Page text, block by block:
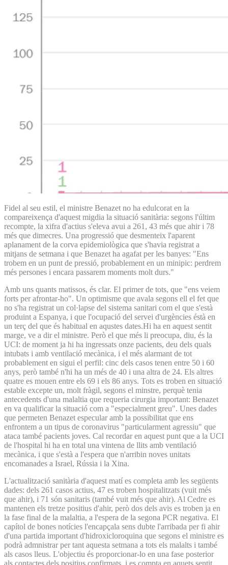
Fidel al seu estil, el ministre Benazet no ha edulcorat en la
compareixença d'aquest migdia la situació sanitària: segons l'últim
recompte, la xifra d'actius s'eleva avui a 261, 43 més que ahir i 78
més que dimecres. Una progressió que desmenteix l'aparent
aplanament de la corva epidemiològica que s'havia registrat a
mitjans de setmana i que Benazet ha agafat per les banyes: "Ens
trobem en un punt de pressió, probablement en un minipic: perdrem
més persones i encara passarem moments molt durs."
Amb uns quants matissos, és clar. El primer de tots, que "ens veiem
forts per afrontar-ho". Un optimisme que avala segons ell el fet que
no s'ha registrat un col·lapse del sistema sanitari com el que s'està
produint a Espanya, i que l'ocupació del servei d'urgències éstà en
un terç del que és habitual en aqustes dates.Hi ha en aquest sentit
marge, ve a dir el ministre. Però el que més li preocupa, diu, és la
UCI: de moment ja hi ha ingressats onze pacients, deu dels quals
intubats i amb ventilació mecànica, i el més alarmant de tot
probablement en sigui el perfil: cinc dels casos tenen entre 50 i 60
anys, però també n'hi ha un més de 40 i una altra de 24. Els altres
quatre es mouen entre els 69 i els 86 anys. Tots es troben en situació
estable excepte un, molt fràgil, segons el minstre, perquè tenia
antecedents d'una malaltia que requeria cirurgia important: Benazet
en va qualificar la situació com a "especialment greu". Unes dades
que permeten Benazet especular amb la possibilitat que ens
enfrontem a un tipus de coronavirus "particularment agressiu" que
ataca també pacients joves. Cal recordar en aquest punt que a la UCI
de l'hospital hi ha en total una vintena de llits amb ventilació
mecànica, i que s'està a l'espera que n'arribin noves unitats
encomanades a Israel, Rússia i la Xina.
L'actualització sanitària d'aquest matí es completa amb les següents
dades: dels 261 casos actius, 47 es troben hospitalitzats (vuit més
que ahir), i 71 són sanitaris (també vuit més que ahir). Al Cedre es
mantenen els tretze positius d'ahir, però dos dels avis es troben ja en
la fase final de la malaltia, a l'espera de la segona PCR negativa. El
capítol de bones notícies l'encapçala sens dubte l'arribada per fi ahir
d'una partida important d'hidroxicloroquina que segons el ministre es
podrà admnistrar per tant aquesta setmana a tots els malalts i també
als casos lleus. L'objectiu és proporcionar-lo en una fase posterior
als contactes dels positius confirmats, i es compta en aquets sentit